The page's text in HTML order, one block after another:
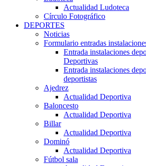
Actualidad Ludoteca
Círculo Fotográfico
DEPORTES
Noticias
Formulario entradas
Entrada instalaciones
Deportivas
Entrada instalaciones
deportistas
Ajedrez
Actualidad Deportiva
Baloncesto
Actualidad Deportiva
Billar
Actualidad Deportiva
Dominó
Actualidad Deportiva
Fútbol sala